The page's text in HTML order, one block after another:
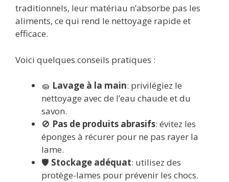
traditionnels, leur matériau n’absorbe pas les
aliments, ce qui rend le nettoyage rapide et
efficace.
Voici quelques conseils pratiques :
🧽 Lavage à la main: privilégiez le
nettoyage avec de l’eau chaude et du
savon.
🚫 Pas de produits abrasifs: évitez les
éponges à récurer pour ne pas rayer la
lame.
🛡️ Stockage adéquat: utilisez des
protège-lames pour prévenir les chocs.